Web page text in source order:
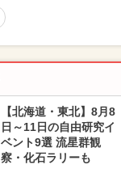
【北海道・東北】8月8
日～11日の自由研究イ
ベント9選 流星群観
察・化石ラリーも